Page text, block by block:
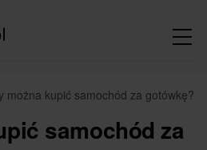
można kupić samochód za gotówkę?
samochód za